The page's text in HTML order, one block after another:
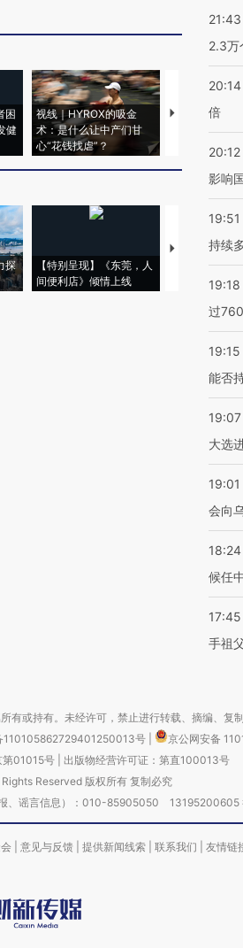
困
健
视线｜HYROX的吸金
术：是什么让中产们甘
心“花钱找虐”？
马航飞行员跨
粒摇头丸 尿
探
【特别呈现】《东莞，人
间便利店》倾情上线
【推广】走进
会，让数智科
21:43
2.3万
20:14
倍
20:12
影响
19:51
持续
19:18
过
19:15
能否
19:07
大选
19:01
会向
18:24
候任
17:45
手祖
或持有。未经许可，禁止进行转载、摘编、复
110105862729401250013号
京公网安备
第01015号| 出版物经营许可证：第直100013号
Reserved 版权所有 复制必究
、谣言信息）：010-85905050 13195200605
意见与反馈 提供新闻线索 联系我们 友情链